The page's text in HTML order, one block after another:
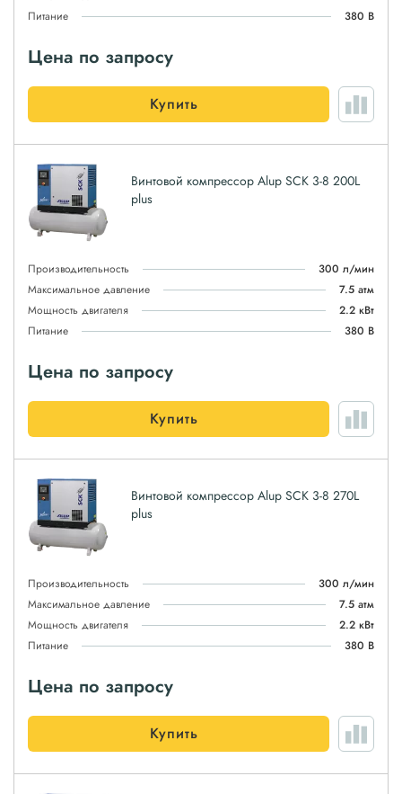
Питание
380 В
Цена по запросу
Купить
Винтовой компрессор Alup SCK 3-8 200L
plus
Производительность
300 л/мин
Максимальное давление
7.5 атм
Мощность двигателя
2.2 кВт
Питание
380 В
Цена по запросу
Купить
Винтовой компрессор Alup SCK 3-8 270L
plus
Производительность
300 л/мин
Максимальное давление
7.5 атм
Мощность двигателя
2.2 кВт
Питание
380 В
Цена по запросу
Купить